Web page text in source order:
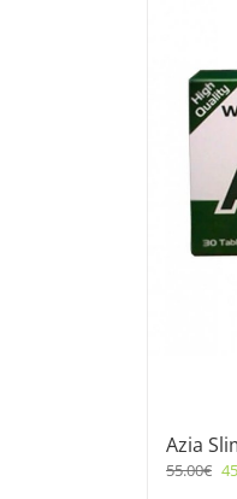
Azia
55.00€